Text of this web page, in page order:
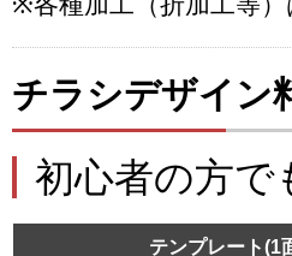
チラシデザイン
初心者の方で
テンプレート(1